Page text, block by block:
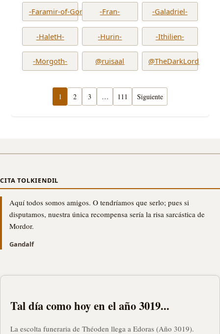
-Faramir-of-Gondor- -Fran- -Galadriel-
-HaletH- -Hurin- -Ithilien-
-Morgoth- @ruisaal @TheDarkLord
1 2 3 … 111 Siguiente
CITA TOLKIENDIL
Aquí todos somos amigos. O tendríamos que serlo; pues si
disputamos, nuestra única recompensa sería la risa sarcástica de
Mordor.
Gandalf
Tal día como hoy en el año 3019...
La escolta funeraria de Théoden llega a Edoras (Año 3019).